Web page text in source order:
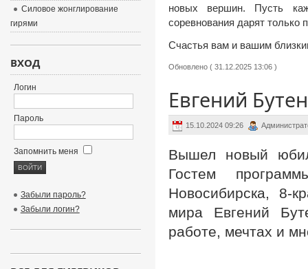
новых вершин. Пусть
соревнования дарят
Счастья вам и вашим
Обновлено ( 31.12.2025 13:06 )
Евгений
15.10.2024 09:26
Вышел новый
Гостем
Новосибирска, 8-
мира Евгений
работе, мечтах и
Силовое жонглирование
гирями
ВХОД
Логин
Пароль
Запомнить меня
Забыли пароль?
Забыли логин?